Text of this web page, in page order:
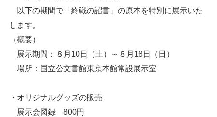
以下の期間で「終戦の詔書」の原本を特別に展示いた
します。
（概要）
展示期間：８月10日（土）～８月18日（日）
場所：国立公文書館東京本館常設展示室
・オリジナルグッズの販売
展示会図録 800円